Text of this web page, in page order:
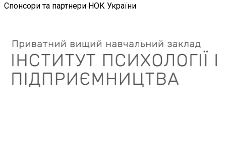
Спонсори та партнери НОК України